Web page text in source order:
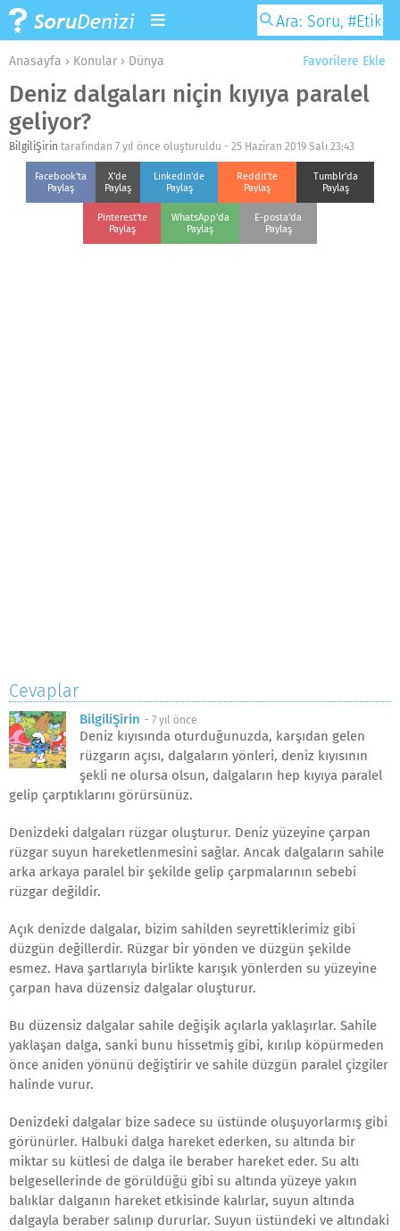
Favorilere Ekle
Anasayfa › Konular › Dünya
Deniz dalgaları niçin kıyıya paralel
geliyor?
BilgiliŞirin tarafından 7 yıl önce oluşturuldu - 25 Haziran 2019 Salı 23:43
Facebook'ta
Paylaş
X'de
Paylaş
Linkedin'de
Paylaş
Reddit'te
Paylaş
Tumblr'da
Paylaş
Pinterest'te
Paylaş
WhatsApp'da
Paylaş
E-posta'da
Paylaş
Cevaplar
BilgiliŞirin - 7 yıl önce
Deniz kıyısında oturduğunuzda, karşıdan gelen
rüzgarın açısı, dalgaların yönleri, deniz kıyısının
şekli ne olursa olsun, dalgaların hep kıyıya paralel
gelip çarptıklarını görürsünüz.
Denizdeki dalgaları rüzgar oluşturur. Deniz yüzeyine çarpan
rüzgar suyun hareketlenmesini sağlar. Ancak dalgaların sahile
arka arkaya paralel bir şekilde gelip çarpmalarının sebebi
rüzgar değildir.
Açık denizde dalgalar, bizim sahilden seyrettiklerimiz gibi
düzgün değillerdir. Rüzgar bir yönden ve düzgün şekilde
esmez. Hava şartlarıyla birlikte karışık yönlerden su yüzeyine
çarpan hava düzensiz dalgalar oluşturur.
Bu düzensiz dalgalar sahile değişik açılarla yaklaşırlar. Sahile
yaklaşan dalga, sanki bunu hissetmiş gibi, kırılıp köpürmeden
önce aniden yönünü değiştirir ve sahile düzgün paralel çizgiler
halinde vurur.
Denizdeki dalgalar bize sadece su üstünde oluşuyorlarmış gibi
görünürler. Halbuki dalga hareket ederken, su altında bir
miktar su kütlesi de dalga ile beraber hareket eder. Su altı
belgesellerinde de görüldüğü gibi su altında yüzeye yakın
balıklar dalganın hareket etkisinde kalırlar, suyun altında
dalgayla beraber salınıp dururlar. Suyun üstündeki ve altındaki